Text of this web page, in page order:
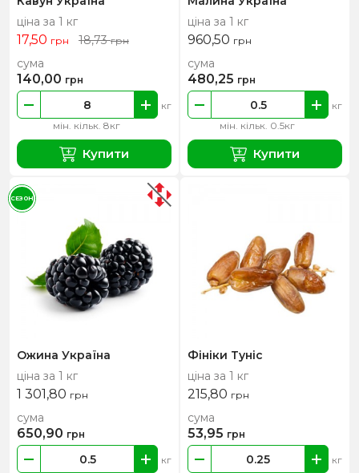
ціна за 1 кг
17,50 грн 18,73грн
мін. кільк. 8кг
кг
сума
140,00 грн
Купити
ціна за 1 кг
960,50 грн
мін. кільк. 0.5кг
кг
сума
480,25 грн
Купити
Ожина Україна
ціна за 1 кг
1 301,80 грн
кг
сума
650,90 грн
СЕЗОН
Фініки Туніс
ціна за 1 кг
215,80 грн
кг
сума
53,95 грн